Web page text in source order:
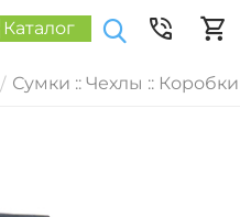
Каталог
/ Сумки :: Чехлы :: Коробки